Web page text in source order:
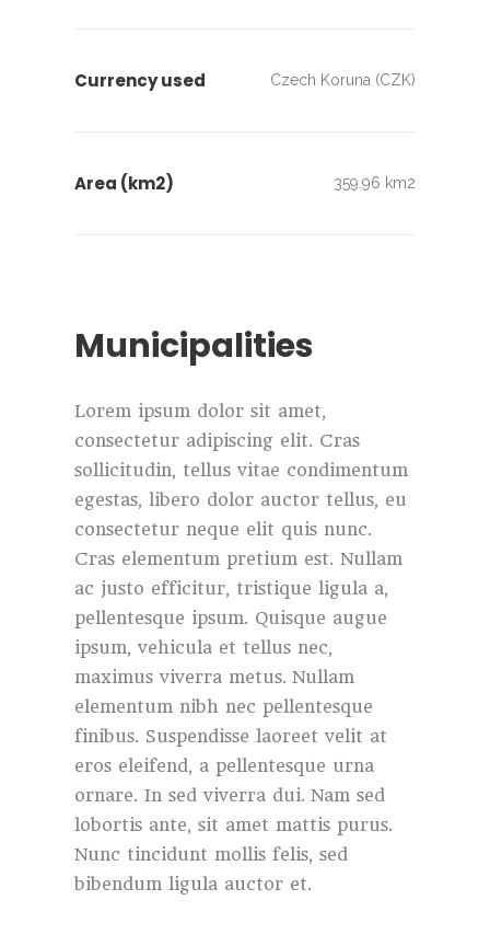
Currency used Czech Koruna (CZK)
Area (km2) 359.96 km2
Municipalities
Lorem ipsum dolor sit amet,
consectetur adipiscing elit. Cras
sollicitudin, tellus vitae condimentum
egestas, libero dolor auctor tellus, eu
consectetur neque elit quis nunc.
Cras elementum pretium est. Nullam
ac justo efficitur, tristique ligula a,
pellentesque ipsum. Quisque augue
ipsum, vehicula et tellus nec,
maximus viverra metus. Nullam
elementum nibh nec pellentesque
finibus. Suspendisse laoreet velit at
eros eleifend, a pellentesque urna
ornare. In sed viverra dui. Nam sed
lobortis ante, sit amet mattis purus.
Nunc tincidunt mollis felis, sed
bibendum ligula auctor et.